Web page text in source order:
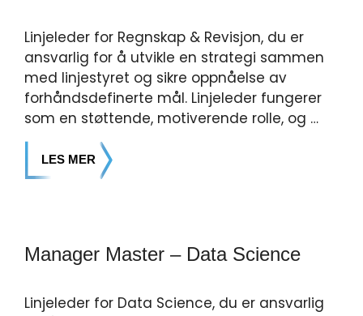
Linjeleder for Regnskap & Revisjon, du er
ansvarlig for å utvikle en strategi sammen
med linjestyret og sikre oppnåelse av
forhåndsdefinerte mål. Linjeleder fungerer
som en støttende, motiverende rolle, og …
LES MER
Manager Master – Data Science
Linjeleder for Data Science, du er ansvarlig